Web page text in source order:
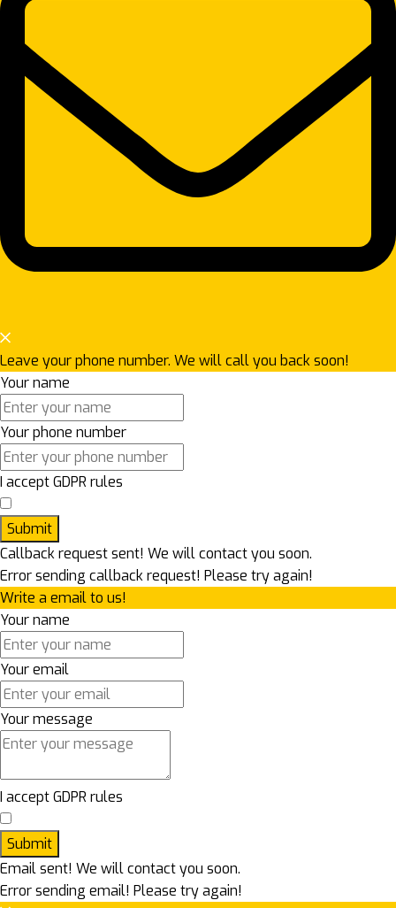
Leave your phone number. We will call you back soon!
Your name
Your phone number
I accept GDPR rules
Submit
Callback request sent! We will contact you soon.
Error sending callback request! Please try again!
Write a email to us!
Your name
Your email
Your message
I accept GDPR rules
Submit
Email sent! We will contact you soon.
Error sending email! Please try again!